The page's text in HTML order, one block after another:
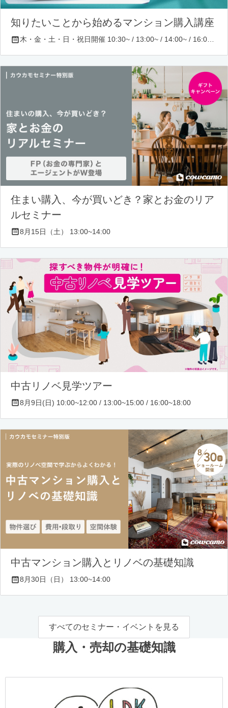
知りたいことから始めるマンション購入講座
木・金・土・日・祝日開催 10:30~ / 13:00~ / 14:00~ / 16:00~ / 17:00~/ 18:30~/ 19:30~
住まい購入、今が買いどき？家とお金のリア
ルセミナー
8月15日（土） 13:00~14:00
中古リノベ見学ツアー
8月9日(日) 10:00~12:00 / 13:00~15:00 / 16:00~18:00
中古マンション購入とリノベの基礎知識
8月30日（日） 13:00~14:00
すべてのセミナー・イベントを見る
購入・売却の基礎知識